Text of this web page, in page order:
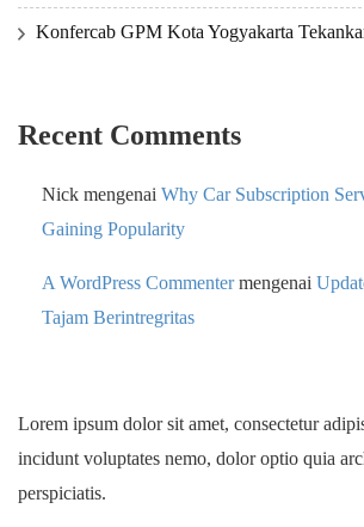
Konfercab GPM Kota Yogyakarta
Recent Comments
Nick mengenai Why Car Subscription
Gaining Popularity
A WordPress Commentermengenai
Tajam Berintregritas
Lorem ipsum dolor sit amet, consectetur
incidunt voluptates nemo, dolor optio quia
perspiciatis.